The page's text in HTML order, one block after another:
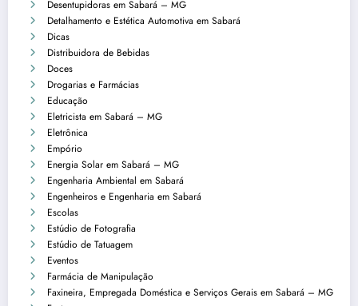
Desentupidoras em Sabará – MG
Detalhamento e Estética Automotiva em Sabará
Dicas
Distribuidora de Bebidas
Doces
Drogarias e Farmácias
Educação
Eletricista em Sabará – MG
Eletrônica
Empório
Energia Solar em Sabará – MG
Engenharia Ambiental em Sabará
Engenheiros e Engenharia em Sabará
Escolas
Estúdio de Fotografia
Estúdio de Tatuagem
Eventos
Farmácia de Manipulação
Faxineira, Empregada Doméstica e Serviços Gerais em Sabará – MG